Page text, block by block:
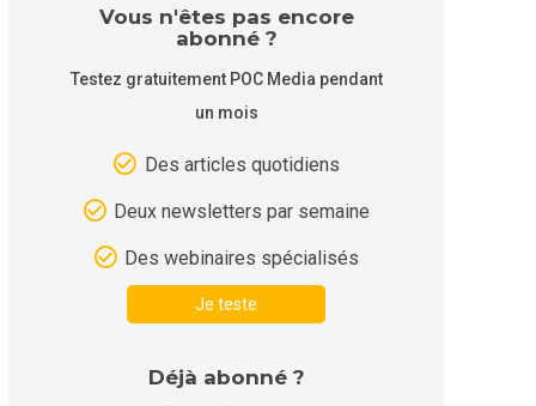
Vous n'êtes pas encore
abonné ?
Testez gratuitement POC Media pendant
un mois
Des articles quotidiens
Deux newsletters par semaine
Des webinaires spécialisés
Je teste
Déjà abonné ?